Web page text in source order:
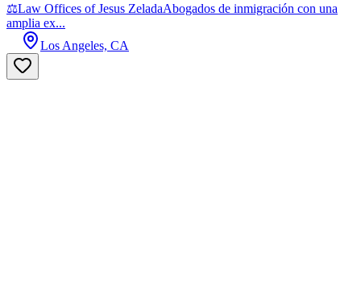
⚖Law Offices of Jesus ZeladaAbogados de inmigración con una
amplia ex...
Los Angeles, CA